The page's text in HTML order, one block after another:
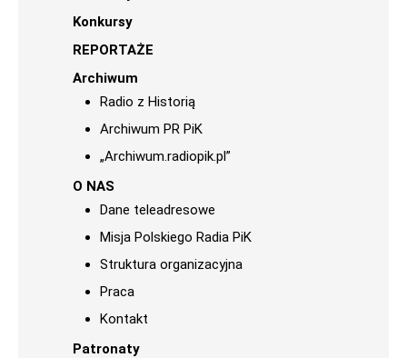
Konkursy
REPORTAŻE
Archiwum
Radio z Historią
Archiwum PR PiK
„Archiwum.radiopik.pl”
O NAS
Dane teleadresowe
Misja Polskiego Radia PiK
Struktura organizacyjna
Praca
Kontakt
Patronaty